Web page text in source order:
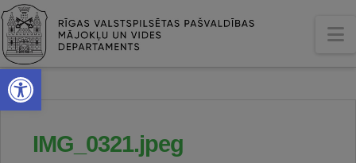
Open toolbar
IMG_0321.jpeg